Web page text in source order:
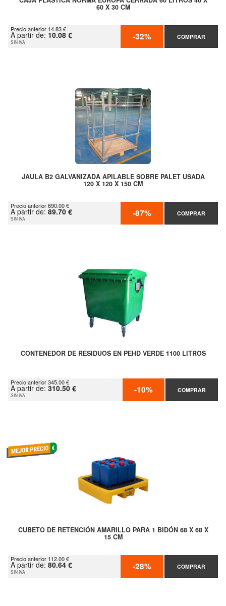
60 X 30 CM
Precio anterior 14.83 €
A partir de: 10.08 €
SIN IVA -32% COMPRAR
JAULA B2 GALVANIZADA APILABLE SOBRE PALET USADA
120 X 120 X 150 CM
Precio anterior 690.00 €
A partir de: 89.70 €
SIN IVA -87% COMPRAR
CONTENEDOR DE RESIDUOS EN PEHD VERDE 1100 LITROS
Precio anterior 345.00 €
A partir de: 310.50 €
SIN IVA -10% COMPRAR
CUBETO DE RETENCIÓN AMARILLO PARA 1 BIDÓN 68 X 68 X
15 CM
Precio anterior 112.00 €
A partir de: 80.64 €
SIN IVA -28% COMPRAR